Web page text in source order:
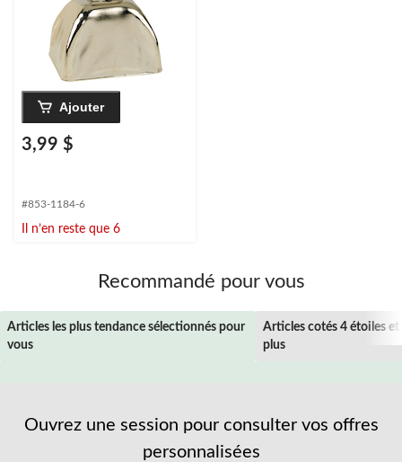
Ajouter
3,99 $
#853-1184-6
Il n’en reste que 6
Recommandé pour vous
Articles les plus tendance sélectionnés pour
vous
Articles cotés 4 étoiles et
plus
Ouvrez une session pour consulter vos offres
personnalisées